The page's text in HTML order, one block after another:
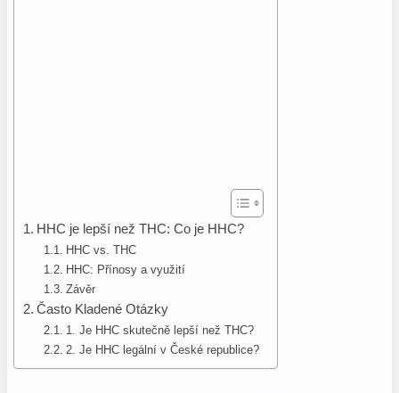
HHC je lepší než THC: Co je HHC?
HHC vs. THC
HHC: Přínosy a využití
Závěr
Často Kladené Otázky
1. Je HHC skutečně lepší než THC?
2. Je HHC legální v České republice?